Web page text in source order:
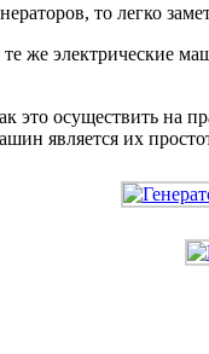
то легко
же электрические
это осуществить
является их